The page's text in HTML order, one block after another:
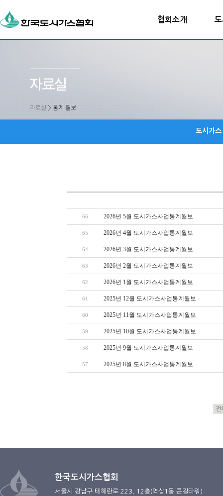
협회소개
자료실 > 통계 월보
도시가
66 2026년 5월 도시가스사업통계월보
65 2026년 4월 도시가스사업통계월보
64 2026년 3월 도시가스사업통계월보
63 2026년 2월 도시가스사업통계월보
62 2026년 1월 도시가스사업통계월보
61 2025년 12월 도시가스사업통계월보
60 2025년 11월 도시가스사업통계월보
59 2025년 10월 도시가스사업통계월보
58 2025년 9월 도시가스사업통계월보
57 2025년 8월 도시가스사업통계월보
한국도시가스협회
서울시 강남구 테헤란로 223, 12층(역삼1동 큰길타워)